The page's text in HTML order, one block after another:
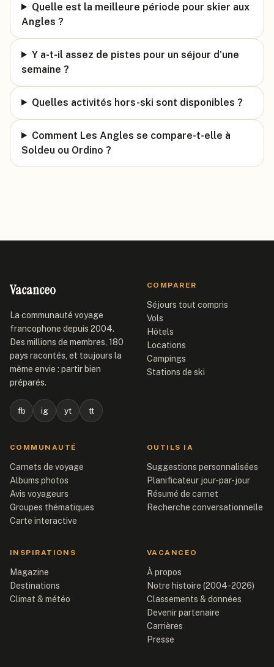
Quelle est la meilleure période pour skier aux
Angles ?
Y a-t-il assez de pistes pour un séjour d'une
semaine ?
Quelles activités hors-ski sont disponibles ?
Comment Les Angles se compare-t-elle à
Soldeu ou Ordino ?
Vacanceo
La communauté voyage
francophone depuis 2004.
Des millions de membres, 180
pays racontés, et toujours la
même envie : partir bien
préparés.
fb ig yt tt
COMPARER
Séjours tout compris
Vols
Hôtels
Locations
Campings
Stations de ski
COMMUNAUTÉ
Carnets de voyage
Albums photos
Avis voyageurs
Groupes thématiques
Carte interactive
OUTILS IA
Suggestions personnalisées
Planificateur jour-par-jour
Résumé de carnet
Recherche conversationnelle
INSPIRATIONS
Magazine
Destinations
Climat & météo
VACANCEO
À propos
Notre histoire (2004-2026)
Classements & données
Devenir partenaire
Carrières
Presse